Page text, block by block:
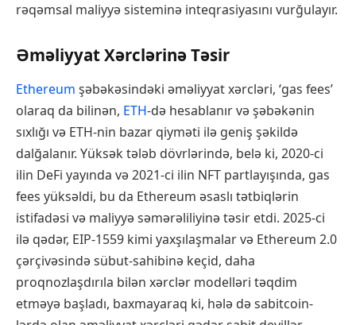
rəqəmsal maliyyə sisteminə inteqrasiyasını vurğulayır.
Əməliyyat Xərclərinə Təsir
Ethereum şəbəkəsindəki əməliyyat xərcləri, ‘gas fees’
olaraq da bilinən, ETH-də hesablanır və şəbəkənin
sıxlığı və ETH-nin bazar qiyməti ilə geniş şəkildə
dalğalanır. Yüksək tələb dövrlərində, belə ki, 2020-ci
ilin DeFi yayında və 2021-ci ilin NFT partlayışında, gas
fees yüksəldi, bu da Ethereum əsaslı tətbiqlərin
istifadəsi və maliyyə səmərəliliyinə təsir etdi. 2025-ci
ilə qədər, EIP-1559 kimi yaxşılaşmalar və Ethereum 2.0
çərçivəsində sübut-sahibinə keçid, daha
proqnozlaşdırıla bilən xərclər modelləri təqdim
etməyə başladı, baxmayaraq ki, hələ də sabitcoin-